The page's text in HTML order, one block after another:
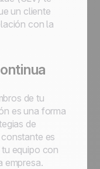
un cliente
con la
de tu
es una forma
de
es
equipo con
empresa.